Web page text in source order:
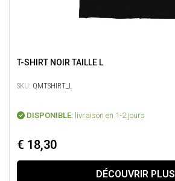
T-SHIRT NOIR TAILLE L
SKU: QMTSHIRT_L
DISPONIBLE: livraison en 1-2 jours
€ 18,30
DÉCOUVRIR PLUS